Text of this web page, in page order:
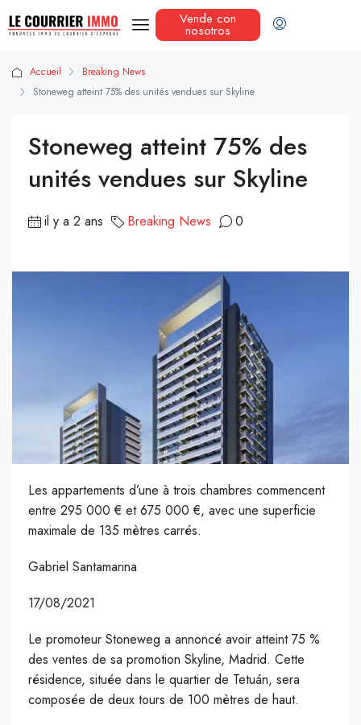
Vende con
nosotros
Accueil
Breaking News
Stoneweg atteint 75% des unités vendues sur Skyline
Stoneweg atteint 75% des
unités vendues sur Skyline
il y a 2 ans Breaking News 0
Les appartements d’une à trois chambres commencent
entre 295 000 € et 675 000 €, avec une superficie
maximale de 135 mètres carrés.
Gabriel Santamarina
17/08/2021
Le promoteur Stoneweg a annoncé avoir atteint 75 %
des ventes de sa promotion Skyline, Madrid. Cette
résidence, située dans le quartier de Tetuán, sera
composée de deux tours de 100 mètres de haut.